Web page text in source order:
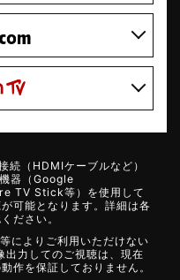
続（HDMIケーブルなど）
器（Google
TV Stick等）を使用して
可能となります。詳細は各
ださい。
によりご利用いただけない
力してのご視聴は、現在
作を保証しておりません。